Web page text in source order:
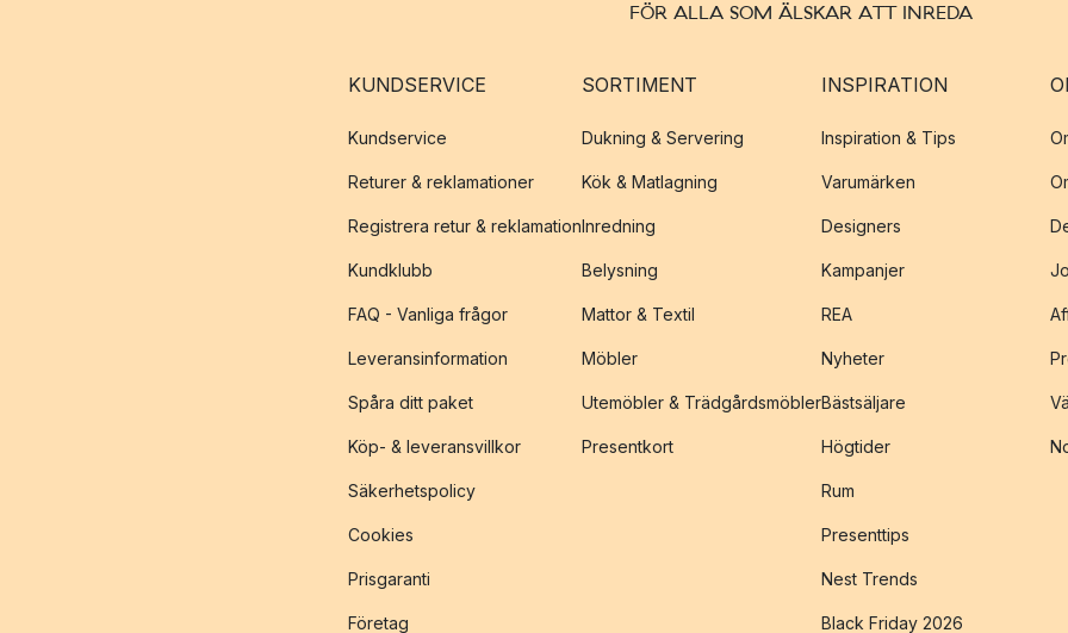
FÖR ALLA SOM ÄLSKAR ATT INREDA
KUNDSERVICE
Kundservice
Returer & reklamationer
Registrera retur & reklamation
Kundklubb
FAQ - Vanliga frågor
Leveransinformation
Spåra ditt paket
Köp- & leveransvillkor
Säkerhetspolicy
Cookies
Prisgaranti
Företag
SORTIMENT
Dukning & Servering
Kök & Matlagning
Inredning
Belysning
Mattor & Textil
Möbler
Utemöbler & Trädgårdsmöbler
Presentkort
INSPIRATION
Inspiration & Tips
Varumärken
Designers
Kampanjer
REA
Nyheter
Bästsäljare
Högtider
Rum
Presenttips
Nest Trends
Black Friday 2026